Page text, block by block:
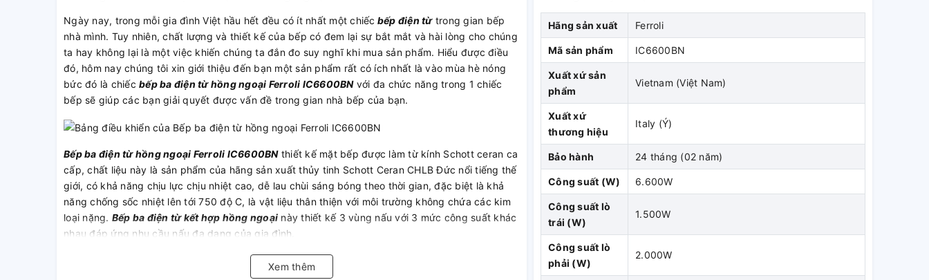
Ngày nay, trong mỗi gia đình Việt hầu hết đều có ít nhất một chiếc bếp điện từ trong gian bếp
nhà mình. Tuy nhiên, chất lượng và thiết kế của bếp có đem lại sự bắt mắt và hài lòng cho chúng
ta hay không lại là một việc khiến chúng ta đắn đo suy nghĩ khi mua sản phẩm. Hiểu được điều
đó, hôm nay chúng tôi xin giới thiệu đến bạn một sản phẩm rất có ích nhất là vào mùa hè nóng
bức đó là chiếc bếp ba điện từ hồng ngoại Ferroli IC6600BNvới đa chức năng trong 1 chiếc
bếp sẽ giúp các bạn giải quyết được vấn đề trong gian nhà bếp của bạn.
Bếp ba điện từ hồng ngoại Ferroli IC6600BNthiết kế mặt bếp được làm từ kính Schott ceran ca
cấp, chất liệu này là sản phẩm của hãng sản xuất thủy tinh Schott Ceran CHLB Đức nổi tiếng thế
giới, có khả năng chịu lực chịu nhiệt cao, dễ lau chùi sáng bóng theo thời gian, đặc biệt là khả
năng chống sốc nhiệt lên tới 750 độ C, là vật liệu thân thiện với môi trường không chứa các kim
loại nặng. Bếp ba điện từ kết hợp hồng ngoại này thiết kế 3 vùng nấu với 3 mức công suất khác
nhau đáp ứng nhu cầu nấu đa dạng của gia đình.
Xem thêm
Hãng sản xuất Ferroli
Mã sản phẩm IC6600BN
Xuất xứ sản
phẩm
Vietnam (Việt Nam)
Xuất xứ
thương hiệu
Italy (Ý)
Bảo hành 24 tháng (02 năm)
Công suất (W) 6.600W
Công suất lò
trái (W)
1.500W
Công suất lò
phải (W)
2.000W